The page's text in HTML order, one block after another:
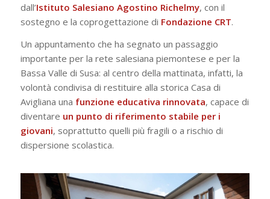
dall’Istituto Salesiano Agostino Richelmy, con il
sostegno e la coprogettazione di Fondazione CRT.
Un appuntamento che ha segnato un passaggio
importante per la rete salesiana piemontese e per la
Bassa Valle di Susa: al centro della mattinata, infatti, la
volontà condivisa di restituire alla storica Casa di
Avigliana una funzione educativa rinnovata, capace di
diventare un punto di riferimento stabile per i
giovani, soprattutto quelli più fragili o a rischio di
dispersione scolastica.